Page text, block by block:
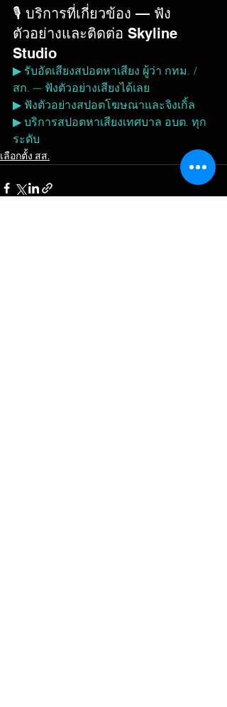
🎙️ บริการที่เกี่ยวข้อง — ฟัง
ตัวอย่างและติดต่อ Skyline
Studio
▶ รับอัดเสียงสปอตหาเสียง ผู้ว่า กทม. /
สก. — ฟังตัวอย่างเสียงได้เลย
▶ ฟังตัวอย่างสปอตโฆษณาและจิงเกิ้ล
▶ บริการสปอตหาเสียงเทศบาล อบต. ทุก
ระดับ
เลือกตั้ง สส.